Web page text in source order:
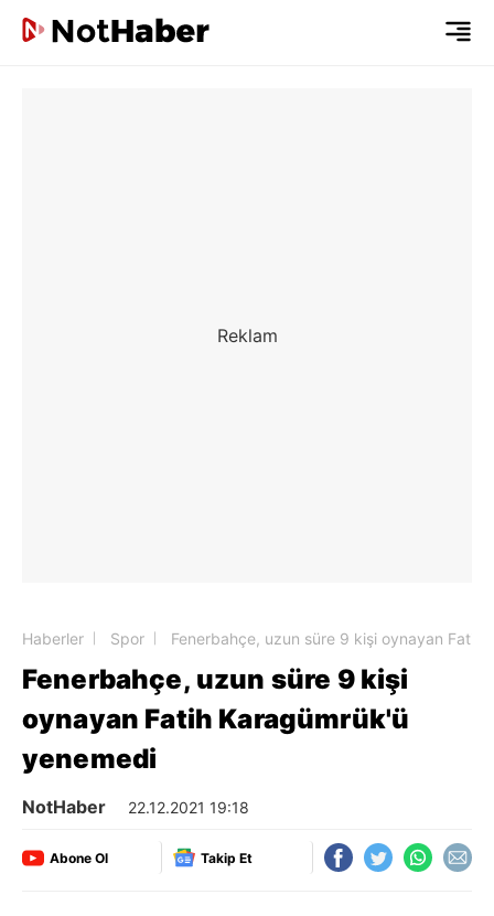
Haberler Spor Fenerbahçe, uzun süre 9 kişi oynayan Fatih
Fenerbahçe, uzun süre 9 kişi
oynayan Fatih Karagümrük'ü
yenemedi
NotHaber 22.12.2021 19:18
Abone Ol Takip Et